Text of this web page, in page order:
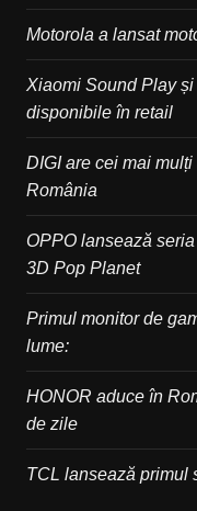
Motorola a lansat
Xiaomi Sound Play
disponibile în retail
DIGI are cei mai
România
OPPO lansează
3D Pop Planet
Primul monitor de
lume:
HONOR aduce în
de zile
TCL lansează primul